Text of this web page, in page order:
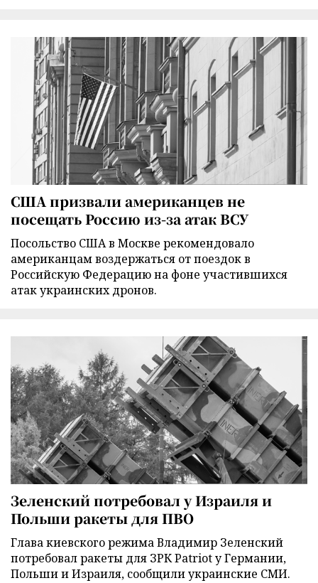
США призвали американцев не
посещать Россию из-за атак ВСУ
Посольство США в Москве рекомендовало
американцам воздержаться от поездок в
Российскую Федерацию на фоне участившихся
атак украинских дронов.
Зеленский потребовал у Израиля и
Польши ракеты для ПВО
Глава киевского режима Владимир Зеленский
потребовал ракеты для ЗРК Patriot у Германии,
Польши и Израиля, сообщили украинские СМИ.